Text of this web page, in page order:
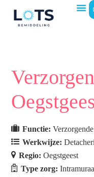
Functie:
Werkwijze:
Regio:Oegstgeest
Type zorg: